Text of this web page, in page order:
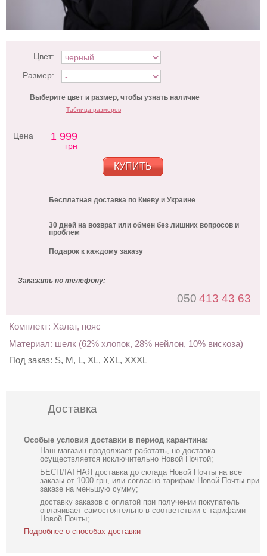
Цвет:
Размер:
Выберите цвет и размер, чтобы узнать наличие
Таблица размеров
Цена 1 999
грн
КУПИТЬ
Бесплатная доставка по Киеву и Украине
30 дней на возврат или обмен без лишних вопросов и
проблем
Подарок к каждому заказу
Заказать по телефону:
050 413 43 63
Комплект: Халат, пояс
Материал: шелк (62% хлопок, 28% нейлон, 10% вискоза)
Под заказ: S, M, L, XL, XXL, XXXL
Доставка
Особые условия доставки в период карантина:
Наш магазин продолжает работать, но доставка
осуществляется исключительно Новой Почтой;
БЕСПЛАТНАЯ доставка до склада Новой Почты на все
заказы от 1000 грн, или согласно тарифам Новой Почты при
заказе на меньшую сумму;
доставку заказов с оплатой при получении покупатель
оплачивает самостоятельно в соответствии с тарифами
Новой Почты;
Подробнее о способах доставки